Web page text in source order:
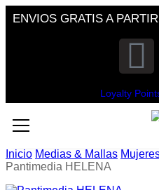
ENVIOS GRATIS A
Loyalty
Inicio Medias & Mallas
Pantimedia HELENA